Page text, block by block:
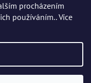
procházením
používáním.. Více
Magyar
Español Français
Svenska Dansk